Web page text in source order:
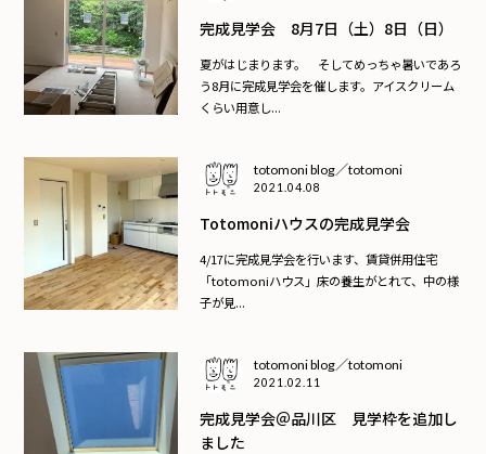
完成見学会 8月7日（土）8日（日）
夏がはじまります。 そしてめっちゃ暑いであろ
う8月に完成見学会を催します。アイスクリーム
くらい用意し...
totomoni blog／totomoni
2021.04.08
Totomoniハウスの完成見学会
4/17に完成見学会を行います、賃貸併用住宅
「totomoniハウス」床の養生がとれて、中の様
子が見...
totomoni blog／totomoni
2021.02.11
完成見学会＠品川区 見学枠を追加し
ました